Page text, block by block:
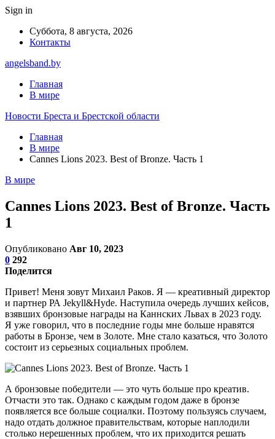
Sign in
Суббота, 8 августа, 2026
Контакты
angelsband.by
Главная
В мире
Новости Бреста и Брестской области
Главная
В мире
Cannes Lions 2023. Best of Bronze. Часть 1
В мире
Cannes Lions 2023. Best of Bronze. Часть
1
Опубликовано Авг 10, 2023
0 292
Поделится
Привет! Меня зовут Михаил Раков. Я — креативный директор
и партнер РА Jekyll&Hyde. Наступила очередь лучших кейсов,
взявших бронзовые награды на Каннских Львах в 2023 году.
Я уже говорил, что в последние годы мне больше нравятся
работы в Бронзе, чем в Золоте. Мне стало казаться, что Золото
состоит из серьезных социальных проблем.
А бронзовые победители — это чуть больше про креатив.
Отчасти это так. Однако с каждым годом даже в бронзе
появляется все больше социалки. Поэтому пользуясь случаем,
надо отдать должное правительствам, которые наплодили
столько нерешенных проблем, что их приходится решать